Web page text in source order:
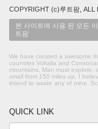
COPYRIGHT (c)루트팜, ALL
본 사이트에 사용 된 모든
트팜
We have created a awesome
countries Vokalia and
mountains, Man must explore,
small from 150 miles up. I
intend to waste any of mine.
QUICK LINK